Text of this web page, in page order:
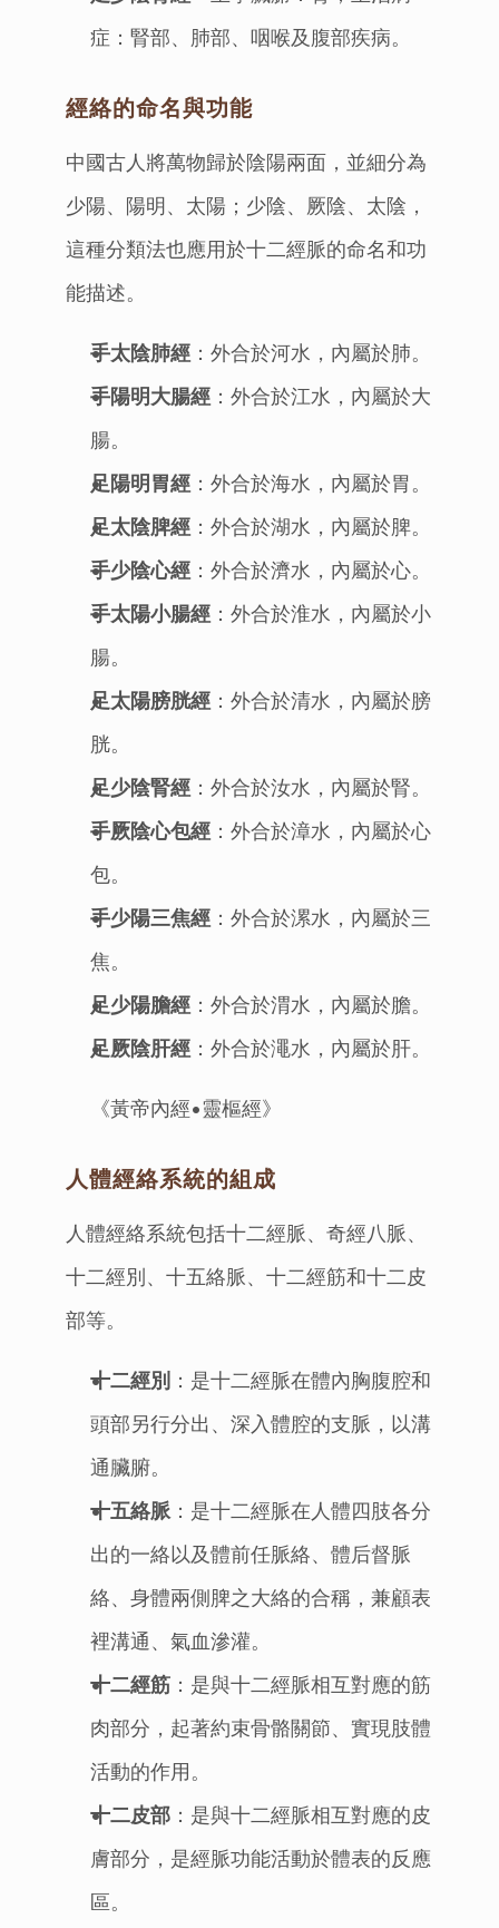
症：腎部、肺部、咽喉及腹部疾病。
經絡的命名與功能
中國古人將萬物歸於陰陽兩面，並細分為
少陽、陽明、太陽；少陰、厥陰、太陰，
這種分類法也應用於十二經脈的命名和功
能描述。
手太陰肺經 ：外合於河水，內屬於肺。
手陽明大腸經 ：外合於江水，內屬於大
腸。
足陽明胃經 ：外合於海水，內屬於胃。
足太陰脾經 ：外合於湖水，內屬於脾。
手少陰心經 ：外合於濟水，內屬於心。
手太陽小腸經 ：外合於淮水，內屬於小
腸。
足太陽膀胱經 ：外合於清水，內屬於膀
胱。
足少陰腎經 ：外合於汝水，內屬於腎。
手厥陰心包經 ：外合於漳水，內屬於心
包。
手少陽三焦經 ：外合於漯水，內屬於三
焦。
足少陽膽經 ：外合於渭水，內屬於膽。
足厥陰肝經 ：外合於澠水，內屬於肝。
《黃帝內經•靈樞經》
人體經絡系統的組成
人體經絡系統包括十二經脈、奇經八脈、
十二經別、十五絡脈、十二經筋和十二皮
部等。
十二經別 ：是十二經脈在體內胸腹腔和
頭部另行分出、深入體腔的支脈，以溝
通臟腑。
十五絡脈 ：是十二經脈在人體四肢各分
出的一絡以及體前任脈絡、體后督脈
絡、身體兩側脾之大絡的合稱，兼顧表
裡溝通、氣血滲灌。
十二經筋 ：是與十二經脈相互對應的筋
肉部分，起著約束骨骼關節、實現肢體
活動的作用。
十二皮部 ：是與十二經脈相互對應的皮
膚部分，是經脈功能活動於體表的反應
區。